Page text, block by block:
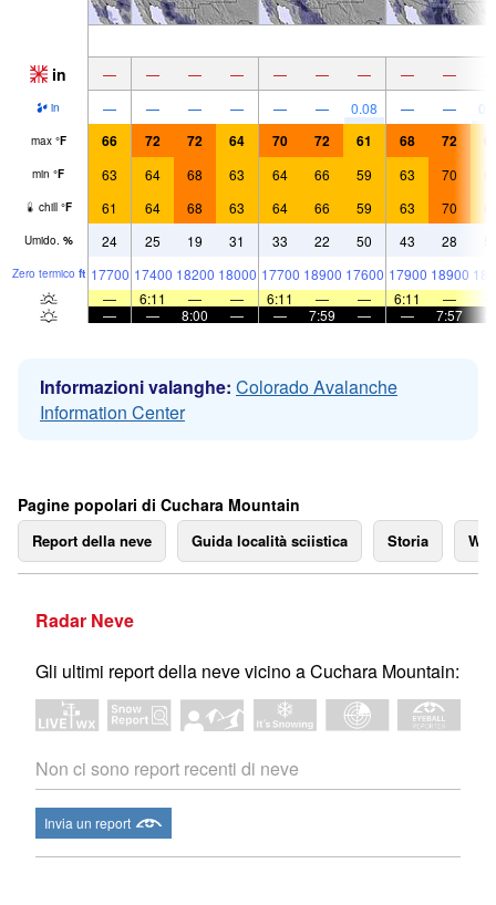
in — — — — — — — — —
in — — — — — — 0.08 — —
max °F 66 72 72 64 70 72 61 68 72
min °F 63 64 68 63 64 66 59 63 70
chill °F 61 64 68 63 64 66 59 63 70
Umido. % 24 25 19 31 33 22 50 43 28
Zero termico ft 17700 17400 18200 18000 17700 18900 17600 17900 18900
—
6:11 — — 6:11 — — 6:11 —
—
— 8:00 — — 7:59 — — 7:57
Informazioni valanghe: Colorado Avalanche
Information Center
Pagine popolari di Cuchara Mountain
Report della neve Guida località sciistica Storia
Radar Neve
Gli ultimi report della neve vicino a Cuchara Mountain:
Non ci sono report recenti di neve
Invia un report